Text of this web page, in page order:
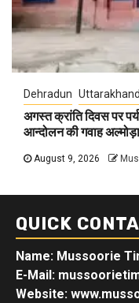
Dehradun Uttarakhand
अगस्त क्रांति दिवस पर
आन्दोलन की गवाह
August 9, 2026
QUICK
Name: Mussoorie
E-Mail:
Website: